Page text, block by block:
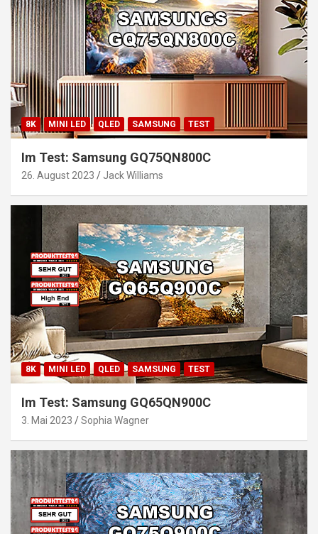
8K MINI LED QLED SAMSUNG TEST
Im Test: Samsung GQ75QN800C
26. August 2023 Jack Williams
8K MINI LED QLED SAMSUNG TEST
Im Test: Samsung GQ65QN900C
3. Mai 2023 Sophia Wagner